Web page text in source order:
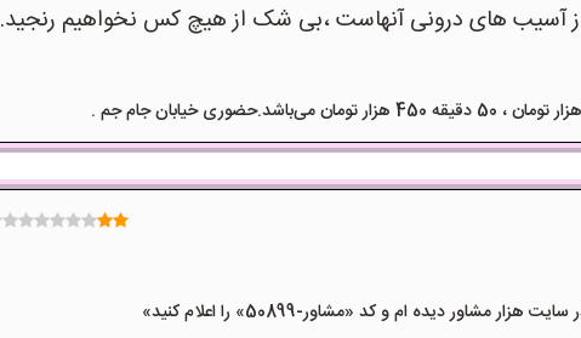
از آسیب های درونی آنهاست ،بی شک از هیچ کس نخواهیم رنجید.
دیده ام و کد «مشاور-50899» را اعلام کنید»